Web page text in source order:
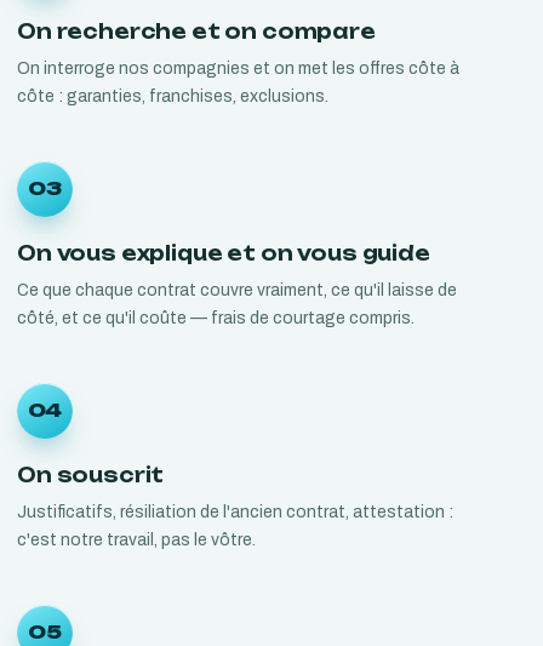
On recherche et on compare
On interroge nos compagnies et on met les offres côte à
côte : garanties, franchises, exclusions.
03
On vous explique et on vous guide
Ce que chaque contrat couvre vraiment, ce qu'il laisse de
côté, et ce qu'il coûte — frais de courtage compris.
04
On souscrit
Justificatifs, résiliation de l'ancien contrat, attestation :
c'est notre travail, pas le vôtre.
05